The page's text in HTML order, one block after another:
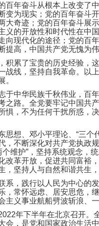
百年奋斗从根本上改变
变为现实；党的百年奋
大奇迹；党的百年奋斗展
义的开放性和时代性在
向现代化的途径；党的
高，中国共产党无愧为伟
积累了宝贵的历史经验
战线，坚持自我革命。
。
于中华民族千秋伟业，百
之路。全党要牢记中国
惧，不为任何干扰所惑
想、邓小平理论、“三
，不断深化对共产党执
个维护”，坚持系统观念
改革开放，促进共同富
坚持人与自然和谐共生
系，践行以人民为中心
，常怀远虑、居安思危
义事业航船劈波斩浪、一
年下半年在北京召开
会，是党和国家政治生